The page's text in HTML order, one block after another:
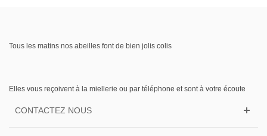
Tous les matins nos abeilles font de bien jolis colis
Elles vous reçoivent à la miellerie ou par téléphone et sont à votre écoute
CONTACTEZ NOUS